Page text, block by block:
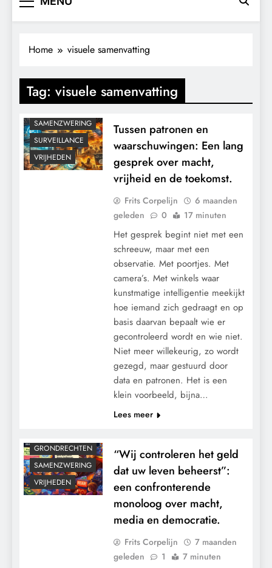
Home visuele samenvatting
Tag: visuele samenvatting
CENSUUR
GEOPOLITIEK
KLIMAATBEDROG
MACHT
SAMENZWERING
SURVEILLANCE
VRIJHEDEN
Tussen patronen en
waarschuwingen: Een lang
gesprek over macht,
vrijheid en de toekomst.
Frits Corpelijn
6 maanden
geleden
0 17 minuten
Het gesprek begint niet met een
schreeuw, maar met een
observatie. Met poortjes. Met
camera’s. Met winkels waar
kunstmatige intelligentie meekijkt
hoe iemand zich gedraagt en op
basis daarvan bepaalt wie er
gecontroleerd wordt en wie niet.
Niet meer willekeurig, zo wordt
gezegd, maar gestuurd door
data en patronen. Het is een
klein voorbeeld, bijna…
Lees meer
GRONDRECHTEN
SAMENZWERING
VRIJHEDEN
“Wij controleren het geld
dat uw leven beheerst”:
een confronterende
monoloog over macht,
media en democratie.
Frits Corpelijn
7 maanden
geleden
1 7 minuten